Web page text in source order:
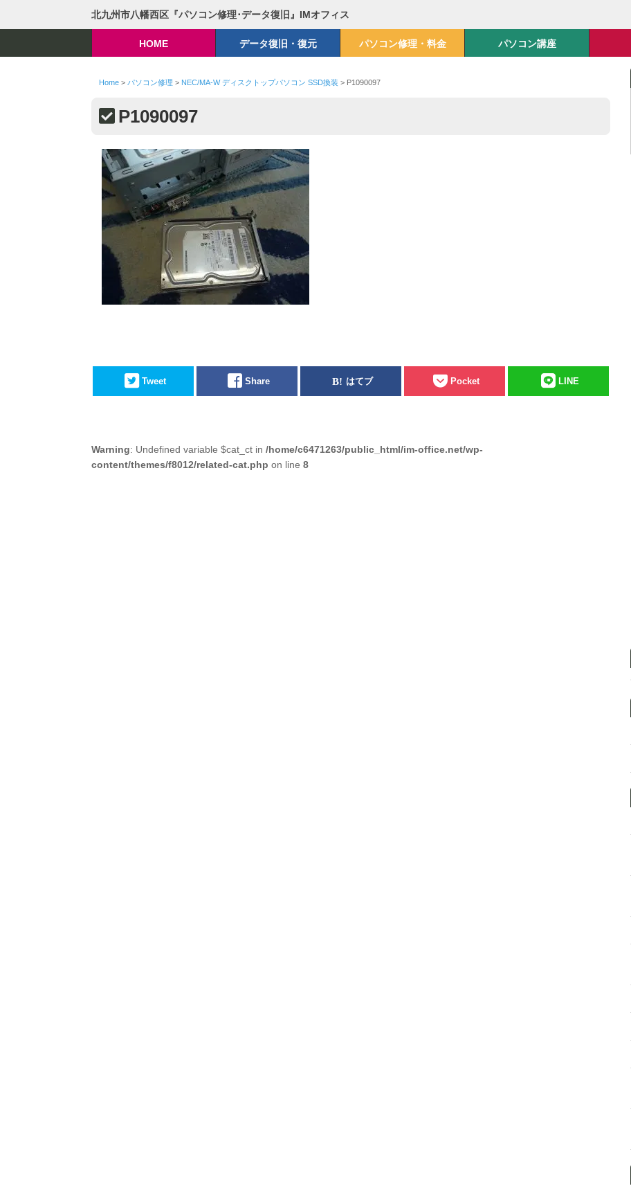
北九州市八幡西区『パソコン修理･データ復旧』IMオフィス
HOME データ復旧・復元 パソコン修理・料金 パソコン講座
Home> パソコン修理 > NEC/MA-W ディスクトップパソコン SSD換装 > P1090097
P1090097
Tweet Share はてブ Pocket LINE
Warning: Undefined variable $cat_ct in /home/c6471263/public_html/im-office.net/wp-
content/themes/f8012/related-cat.php on line 8